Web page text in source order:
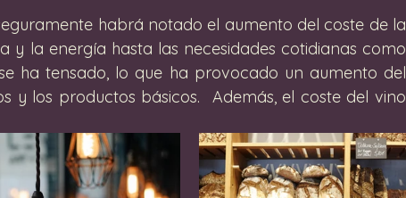
habrá notado el aumento del coste de la
y la energía hasta las necesidades cotidianas como
ha tensado, lo que ha provocado un aumento del
y los productos básicos.  Además, el coste del vino